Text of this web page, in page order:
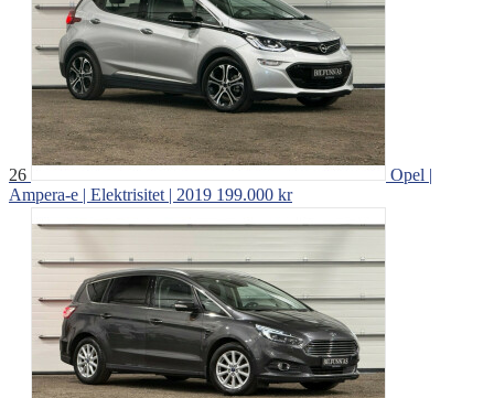
26
Opel |
Ampera-e | Elektrisitet | 2019 199.000 kr